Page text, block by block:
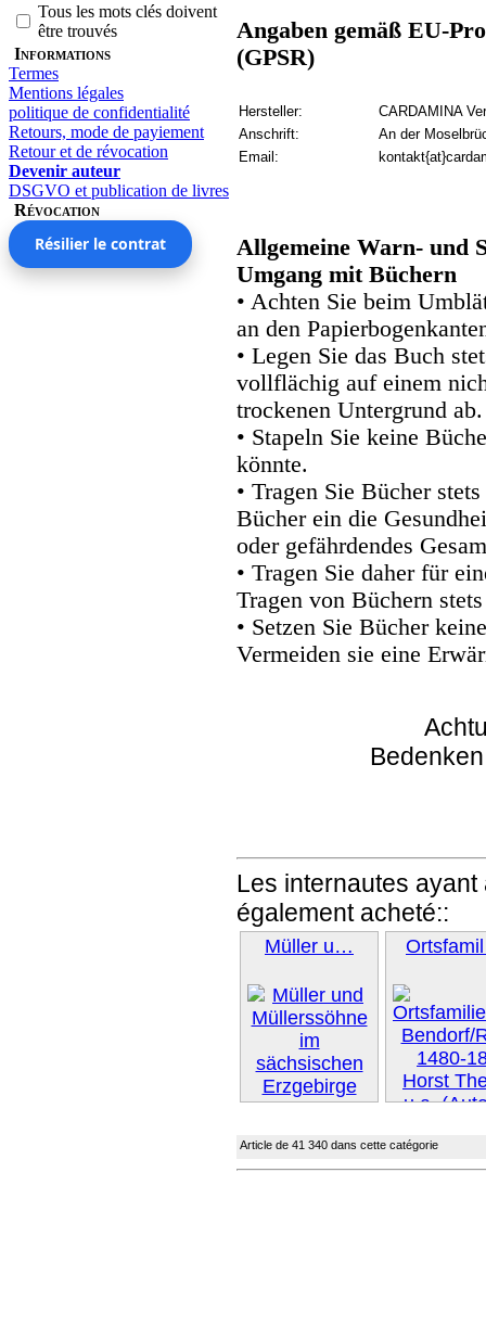
Tous les mots clés doivent
être trouvés
Informations
Termes
Mentions légales
politique de confidentialité
Retours, mode de payiement
Retour et de révocation
Devenir auteur
DSGVO et publication de livres
Révocation
Résilier le contrat
Angaben gemäß EU-
(GPSR)
Hersteller:
CARDAMINA
Anschrift:
An der
Email:
Allgemeine Warn- und
Umgang mit Büchern
• Achten Sie beim
an den
• Legen Sie das Buch
vollflächig auf einem
trockenen Untergrund ab.
• Stapeln Sie keine
könnte.
• Tragen Sie Bücher
Bücher ein die
oder gefährdendes
• Tragen Sie daher für
Tragen von Büchern
• Setzen Sie Bücher
Vermeiden sie eine
Les internautes
également acheté::
Müller u…
Article de 41 340 dans cette catégorie